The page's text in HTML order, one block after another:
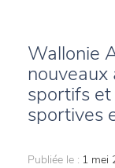
Wallonie
sportifs
sportives
Publiée le : 1 mei